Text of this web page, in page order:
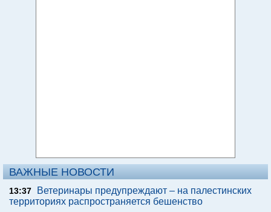
ВАЖНЫЕ НОВОСТИ
13:37
Ветеринары предупреждают – на палестинских
территориях распространяется бешенство